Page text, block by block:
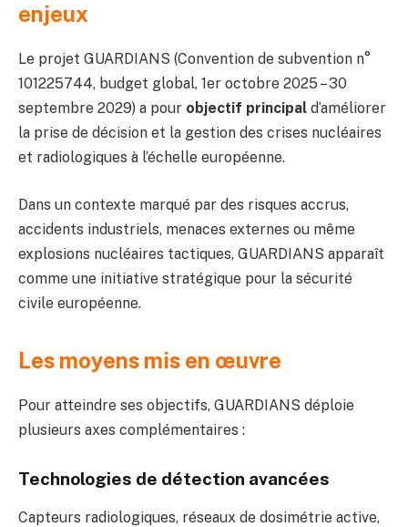
enjeux
Le projet GUARDIANS (Convention de subvention n°
101225744, budget global, 1er octobre 2025 – 30
septembre 2029) a pour objectif principal d’améliorer
la prise de décision et la gestion des crises nucléaires
et radiologiques à l’échelle européenne.
Dans un contexte marqué par des risques accrus,
accidents industriels, menaces externes ou même
explosions nucléaires tactiques, GUARDIANS apparaît
comme une initiative stratégique pour la sécurité
civile européenne.
Les moyens mis en œuvre
Pour atteindre ses objectifs, GUARDIANS déploie
plusieurs axes complémentaires :
Technologies de détection avancées
Capteurs radiologiques, réseaux de dosimétrie active,